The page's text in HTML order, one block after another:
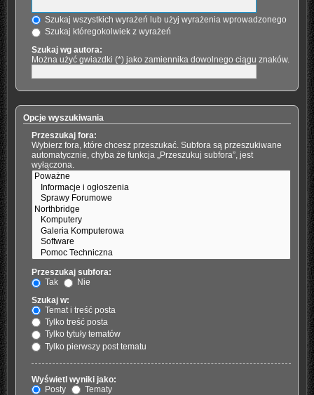
Szukaj wszystkich wyrażeń lub użyj wyrażenia wprowadzonego
Szukaj któregokolwiek z wyrażeń
Szukaj wg autora:
Można użyć gwiazdki (*) jako zamiennika dowolnego ciągu znaków.
Opcje wyszukiwania
Przeszukaj fora:
Wybierz fora, które chcesz przeszukać. Subfora są przeszukiwane
automatycznie, chyba że funkcja „Przeszukuj subfora”, jest
wyłączona.
Przeszukaj subfora:
Tak
Nie
Szukaj w:
Temat i treść posta
Tylko treść posta
Tylko tytuły tematów
Tylko pierwszy post tematu
Wyświetl wyniki jako:
Posty
Tematy